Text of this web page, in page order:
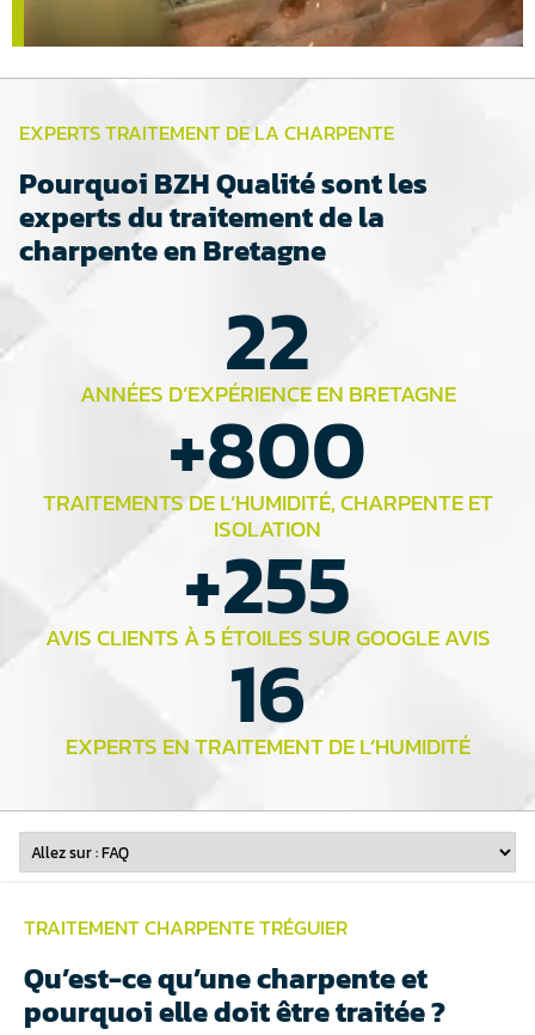
EXPERTS TRAITEMENT DE LA CHARPENTE
Pourquoi BZH Qualité sont les
experts du traitement de la
charpente en Bretagne
ANNÉES D’EXPÉRIENCE EN BRETAGNE
22
TRAITEMENTS DE L’HUMIDITÉ, CHARPENTE ET
ISOLATION
+800
AVIS CLIENTS À 5 ÉTOILES SUR GOOGLE AVIS
+255
EXPERTS EN TRAITEMENT DE L’HUMIDITÉ
16
TRAITEMENT CHARPENTE TRÉGUIER
Qu’est-ce qu’une charpente et
pourquoi elle doit être traitée ?